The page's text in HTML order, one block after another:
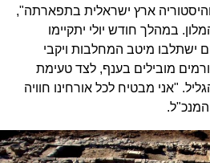
ארץ ישראלית בתפארתה",
במהלך חודש יולי יתקיימו
ישתלבו מיטב המחלבות ויקבי
מובילים בענף, לצד טעימת
"אני מבטיח לכל אורחינו חוויה